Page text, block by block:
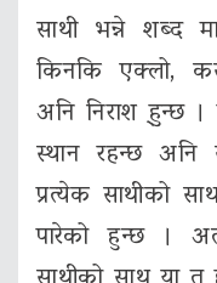
साथी भन्ने शब्द
किनकि एक्लो,
अनि निराश हु्न्छ
स्थान रहन्छ अनि
प्रत्येक साथीको
पारेको हुन्छ ।